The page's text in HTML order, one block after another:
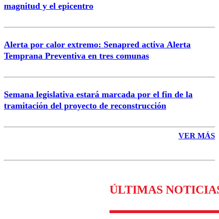
magnitud y el epicentro
Alerta por calor extremo: Senapred activa Alerta
Temprana Preventiva en tres comunas
Semana legislativa estará marcada por el fin de la
tramitación del proyecto de reconstrucción
VER MÁS
ÚLTIMAS